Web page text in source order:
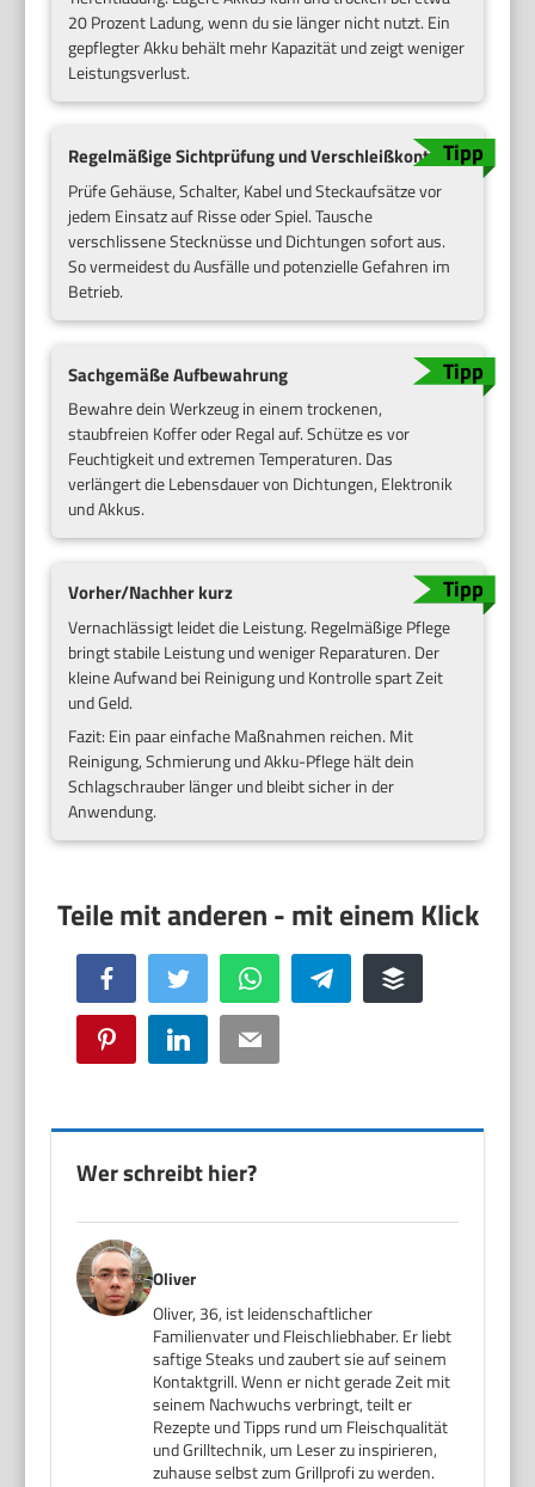
20 Prozent Ladung, wenn du sie länger nicht nutzt. Ein
gepflegter Akku behält mehr Kapazität und zeigt weniger
Leistungsverlust.
Regelmäßige Sichtprüfung und Verschleißkontrolle
Prüfe Gehäuse, Schalter, Kabel und Steckaufsätze vor
jedem Einsatz auf Risse oder Spiel. Tausche
verschlissene Stecknüsse und Dichtungen sofort aus.
So vermeidest du Ausfälle und potenzielle Gefahren im
Betrieb.
Sachgemäße Aufbewahrung
Bewahre dein Werkzeug in einem trockenen,
staubfreien Koffer oder Regal auf. Schütze es vor
Feuchtigkeit und extremen Temperaturen. Das
verlängert die Lebensdauer von Dichtungen, Elektronik
und Akkus.
Vorher/Nachher kurz
Vernachlässigt leidet die Leistung. Regelmäßige Pflege
bringt stabile Leistung und weniger Reparaturen. Der
kleine Aufwand bei Reinigung und Kontrolle spart Zeit
und Geld.
Fazit: Ein paar einfache Maßnahmen reichen. Mit
Reinigung, Schmierung und Akku-Pflege hält dein
Schlagschrauber länger und bleibt sicher in der
Anwendung.
Facebook Twitter WhatsApp Telegram Buffer
Pinterest LinkedIn Email
Wer schreibt hier?
Oliver
Oliver, 36, ist leidenschaftlicher
Familienvater und Fleischliebhaber. Er liebt
saftige Steaks und zaubert sie auf seinem
Kontaktgrill. Wenn er nicht gerade Zeit mit
seinem Nachwuchs verbringt, teilt er
Rezepte und Tipps rund um Fleischqualität
und Grilltechnik, um Leser zu inspirieren,
zuhause selbst zum Grillprofi zu werden.